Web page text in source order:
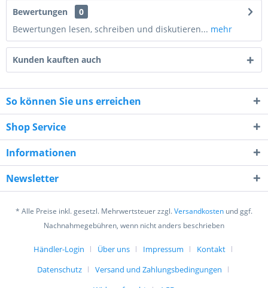
10 * 1 = ?
Ich habe die Datenschutzerklärung
verstanden und stimme zu. *
Mit * gekennzeichnete Felder sind Pflichtfelder.
Senden
Bewertungen
0
Bewertungen lesen, schreiben und diskutieren... mehr
Kunden kauften auch
So können Sie uns erreichen
Shop Service
Informationen
Newsletter
* Alle Preise inkl. gesetzl. Mehrwertsteuer zzgl.Versandkosten und ggf.
Nachnahmegebühren, wenn nicht anders beschrieben
Händler-Login Über uns Impressum
Kontakt
Datenschutz
Versand und Zahlungsbedingungen